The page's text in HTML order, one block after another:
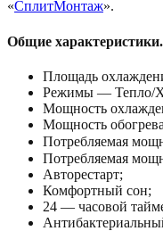
«СплитМонтаж».
Общие характеристики.
Площадь
Режимы — Тепло/
Мощность
Мощность
Потребляемая
Потребляемая
Авторестарт;
Комфортный сон;
24 — часовой